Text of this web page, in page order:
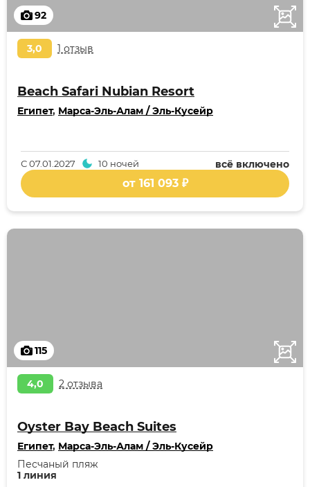
92
3,0 1 отзыв
Beach Safari Nubian Resort
Египет, Марса-Эль-Алам / Эль-Кусейр
всё включено
С07.01.2027 10 ночей
от 161 093 ₽
115
4,0 2 отзыва
Oyster Bay Beach Suites
Египет, Марса-Эль-Алам / Эль-Кусейр
1 линия
Песчаный пляж